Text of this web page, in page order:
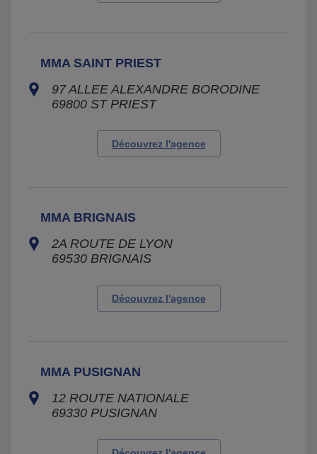
MMA SAINT PRIEST
97 ALLEE ALEXANDRE BORODINE
69800 ST PRIEST
Découvrez l'agence
MMA BRIGNAIS
2A ROUTE DE LYON
69530 BRIGNAIS
Découvrez l'agence
MMA PUSIGNAN
12 ROUTE NATIONALE
69330 PUSIGNAN